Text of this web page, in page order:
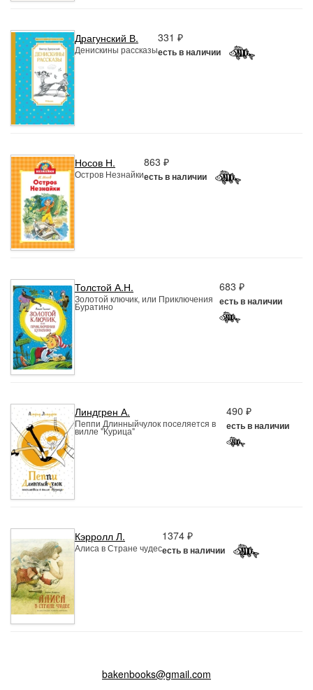
Драгунский В.
Денискины рассказы
331 ₽
есть в наличии
Носов Н.
Остров Незнайки
863 ₽
есть в наличии
Толстой А.Н.
Золотой ключик, или Приключения
Буратино
683 ₽
есть в наличии
Линдгрен А.
Пеппи Длинныйчулок поселяется в
вилле "Курица"
490 ₽
есть в наличии
Кэрролл Л.
Алиса в Стране чудес
1374 ₽
есть в наличии
bakenbooks@gmail.com